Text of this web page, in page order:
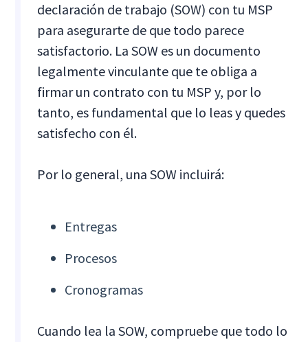
declaración de trabajo (SOW) con tu MSP
para asegurarte de que todo parece
satisfactorio. La SOW es un documento
legalmente vinculante que te obliga a
firmar un contrato con tu MSP y, por lo
tanto, es fundamental que lo leas y quedes
satisfecho con él.
Por lo general, una SOW incluirá:
Entregas
Procesos
Cronogramas
Cuando lea la SOW, compruebe que todo lo